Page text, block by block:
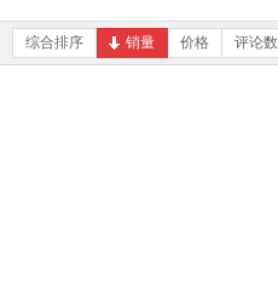
综合排序 销量 价格 评论数